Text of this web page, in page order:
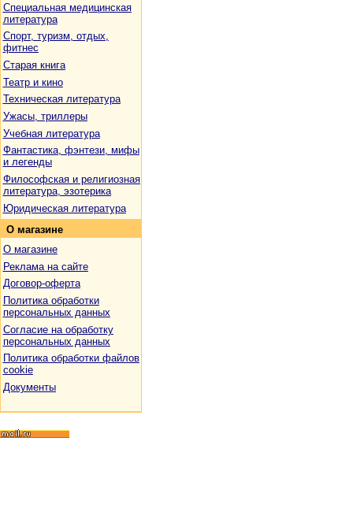
Специальная медицинская
литература
Спорт, туризм, отдых,
фитнес
Старая книга
Театр и кино
Техническая литература
Ужасы, триллеры
Учебная литература
Фантастика, фэнтези, мифы
и легенды
Философская и религиозная
литература, эзотерика
Юридическая литература
О магазине
О магазине
Реклама на сайте
Договор-оферта
Политика обработки
персональных данных
Согласие на обработку
персональных данных
Политика обработки файлов
cookie
Документы